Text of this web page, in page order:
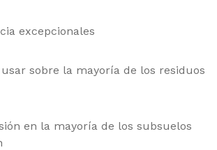
excepcionales
sobre la mayoría de los residuos
en la mayoría de los subsuelos